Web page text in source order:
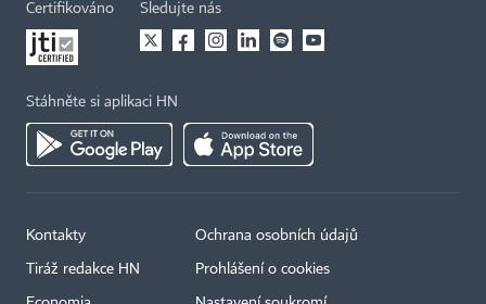
Certifikováno Sledujte nás
Stáhněte si aplikaci HN
Kontakty
Tiráž redakce HN
Ochrana osobních údajů
Prohlášení o cookies